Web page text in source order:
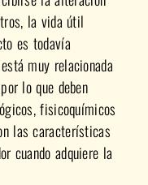
la vida útil
es todavía
muy relacionada
lo que deben
fisicoquímicos
las características
cuando adquiere la